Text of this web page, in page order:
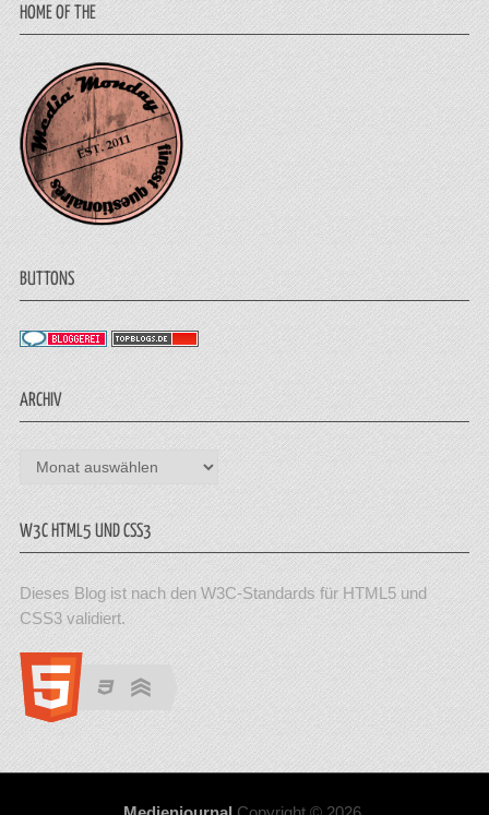
HOME OF THE
BUTTONS
ARCHIV
Archiv
W3C HTML5 UND CSS3
Dieses Blog ist nach den W3C-Standards für HTML5 und
CSS3 validiert.